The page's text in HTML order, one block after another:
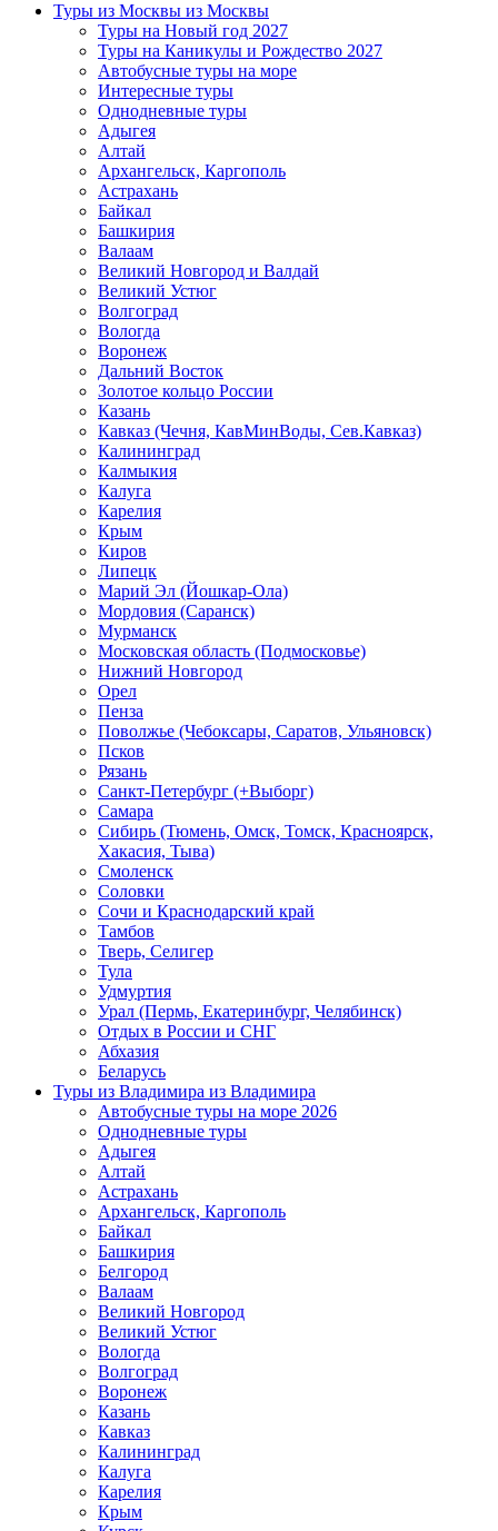
Туры из Москвы из Москвы
Туры на Новый год 2027
Туры на Каникулы и Рождество 2027
Автобусные туры на море
Интересные туры
Однодневные туры
Адыгея
Алтай
Архангельск, Каргополь
Астрахань
Байкал
Башкирия
Валаам
Великий Новгород и Валдай
Великий Устюг
Волгоград
Вологда
Воронеж
Дальний Восток
Золотое кольцо России
Казань
Кавказ (Чечня, КавМинВоды, Сев.Кавказ)
Калининград
Калмыкия
Калуга
Карелия
Крым
Киров
Липецк
Марий Эл (Йошкар-Ола)
Мордовия (Саранск)
Мурманск
Московская область (Подмосковье)
Нижний Новгород
Орел
Пенза
Поволжье (Чебоксары, Саратов, Ульяновск)
Псков
Рязань
Санкт-Петербург (+Выборг)
Самара
Сибирь (Тюмень, Омск, Томск, Красноярск,
Хакасия, Тыва)
Смоленск
Соловки
Сочи и Краснодарский край
Тамбов
Тверь, Селигер
Тула
Удмуртия
Урал (Пермь, Екатеринбург, Челябинск)
Отдых в России и СНГ
Абхазия
Беларусь
Туры из Владимира из Владимира
Автобусные туры на море 2026
Однодневные туры
Адыгея
Алтай
Астрахань
Архангельск, Каргополь
Байкал
Башкирия
Белгород
Валаам
Великий Новгород
Великий Устюг
Вологда
Волгоград
Воронеж
Казань
Кавказ
Калининград
Калуга
Карелия
Крым